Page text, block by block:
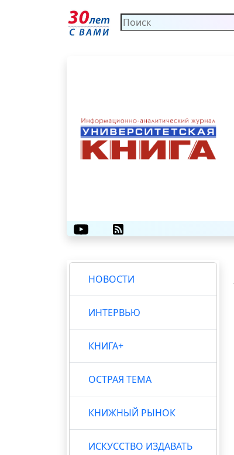
НОВОСТИ
ИНТЕРВЬЮ
КНИГА+
ОСТРАЯ ТЕМА
КНИЖНЫЙ РЫНОК
ИСКУССТВО ИЗДАВАТЬ